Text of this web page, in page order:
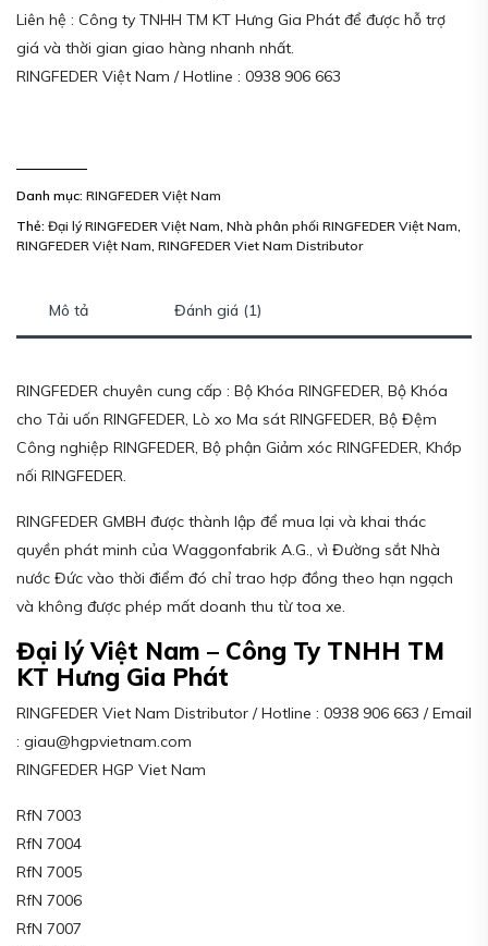
Liên hệ : Công ty TNHH TM KT Hưng Gia Phát để được hỗ trợ
giá và thời gian giao hàng nhanh nhất.
RINGFEDER Việt Nam / Hotline : 0938 906 663
Danh mục: RINGFEDER Việt Nam
Thẻ: Đại lý RINGFEDER Việt Nam, Nhà phân phối RINGFEDER Việt Nam,
RINGFEDER Việt Nam, RINGFEDER Viet Nam Distributor
Mô tả Đánh giá (1)
RINGFEDER chuyên cung cấp : Bộ Khóa RINGFEDER, Bộ Khóa
cho Tải uốn RINGFEDER, Lò xo Ma sát RINGFEDER, Bộ Đệm
Công nghiệp RINGFEDER, Bộ phận Giảm xóc RINGFEDER, Khớp
nối RINGFEDER.
RINGFEDER GMBH được thành lập để mua lại và khai thác
quyền phát minh của Waggonfabrik A.G., vì Đường sắt Nhà
nước Đức vào thời điểm đó chỉ trao hợp đồng theo hạn ngạch
và không được phép mất doanh thu từ toa xe.
Đại lý Việt Nam – Công Ty TNHH TM
KT Hưng Gia Phát
RINGFEDER Viet Nam Distributor / Hotline : 0938 906 663 / Email
: giau@hgpvietnam.com
RINGFEDER HGP Viet Nam
RfN 7003
RfN 7004
RfN 7005
RfN 7006
RfN 7007